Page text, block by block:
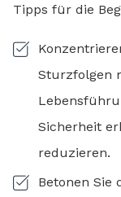
Tipps für die
Sturzfolgen
Sicherheit
reduzieren.
Betonen Sie